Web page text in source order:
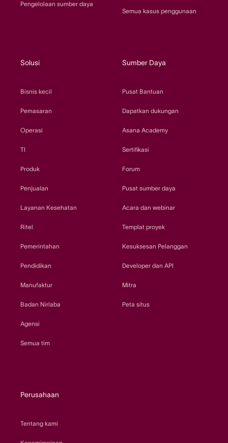
Pengelolaan sumber daya
Semua kasus penggunaan
Solusi
Bisnis kecil
Pemasaran
Operasi
TI
Produk
Penjualan
Layanan Kesehatan
Ritel
Pemerintahan
Pendidikan
Manufaktur
Badan Nirlaba
Agensi
Semua tim
Sumber Daya
Pusat Bantuan
Dapatkan dukungan
Asana Academy
Sertifikasi
Forum
Pusat sumber daya
Acara dan webinar
Templat proyek
Kesuksesan Pelanggan
Developer dan API
Mitra
Peta situs
Perusahaan
Tentang kami